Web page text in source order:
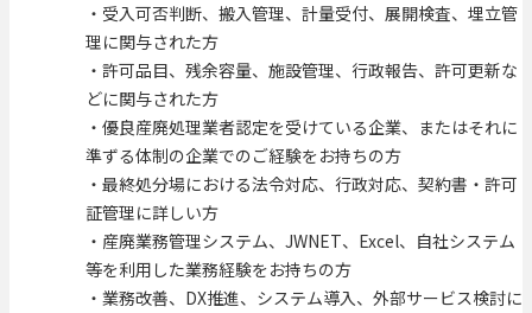
・受入可否判断、搬入管理、計量受付、展開検査、埋立管
理に関与された方
・許可品目、残余容量、施設管理、行政報告、許可更新な
どに関与された方
・優良産廃処理業者認定を受けている企業、またはそれに
準ずる体制の企業でのご経験をお持ちの方
・最終処分場における法令対応、行政対応、契約書・許可
証管理に詳しい方
・産廃業務管理システム、JWNET、Excel、自社システム
等を利用した業務経験をお持ちの方
・業務改善、DX推進、システム導入、外部サービス検討に